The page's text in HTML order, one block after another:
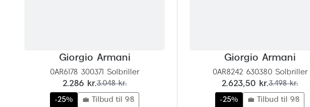
Giorgio Armani
0AR6178 300371 Solbriller
nu:
2.286 kr.før:
3.048 kr.
-25% 💼 Tilbud til 9/8
Giorgio Armani
0AR8242 630380 Solbriller
nu:
2.623,50 kr.før:
3.498 kr.
-25% 💼 Tilbud til 9/8